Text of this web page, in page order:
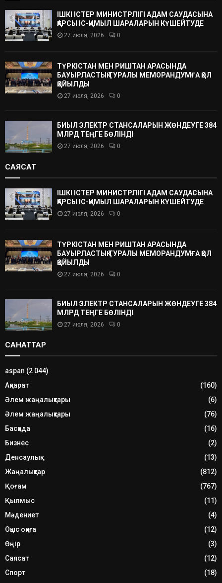
ІШКІ ІСТЕР МИНИСТРЛІГІ АДАМ САУДАСЫНА
ҚАРСЫ ІС-ҚИМЫЛ ШАРАЛАРЫН КҮШЕЙТУДЕ
27 июля, 2026 0
ТҮРКІСТАН МЕН РИШТАН АРАСЫНДА
БАУЫРЛАСТЫҚ ТУРАЛЫ МЕМОРАНДУМҒА ҚОЛ
ҚОЙЫЛДЫ
27 июля, 2026 0
БИЫЛ ЭЛЕКТР СТАНСАЛАРЫН ЖӨНДЕУГЕ 384
МЛРД ТЕҢГЕ БӨЛІНДІ
27 июля, 2026 0
САЯСАТ
ІШКІ ІСТЕР МИНИСТРЛІГІ АДАМ САУДАСЫНА
ҚАРСЫ ІС-ҚИМЫЛ ШАРАЛАРЫН КҮШЕЙТУДЕ
27 июля, 2026 0
ТҮРКІСТАН МЕН РИШТАН АРАСЫНДА
БАУЫРЛАСТЫҚ ТУРАЛЫ МЕМОРАНДУМҒА ҚОЛ
ҚОЙЫЛДЫ
27 июля, 2026 0
БИЫЛ ЭЛЕКТР СТАНСАЛАРЫН ЖӨНДЕУГЕ 384
МЛРД ТЕҢГЕ БӨЛІНДІ
27 июля, 2026 0
САНАТТАР
aspan (2 044)
Ақпарат
(160)
Әлем жаңалықтары
(6)
Әлем жаңалықтары
(76)
Басқада
(16)
Бизнес
(2)
Денсаулық
(13)
Жаңалықтар
(812)
Қоғам
(767)
Қылмыс
(11)
Мәдениет
(4)
Оқыс оқиға
(12)
Өңір
(3)
Саясат
(12)
Спорт
(18)